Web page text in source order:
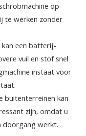
op
te werken zonder
een batterij-
vuil en stof snel
instaat voor
buitenterreinen kan
zijn, omdat u
doorgang werkt.